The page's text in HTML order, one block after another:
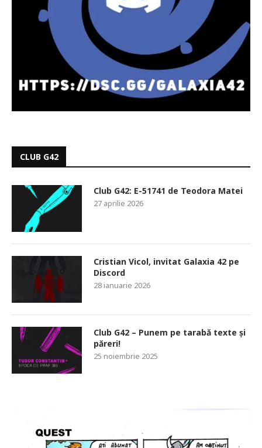
CLUB G42
Club G42: E-51741 de Teodora Matei
27 aprilie 2026
Cristian Vicol, invitat Galaxia 42 pe
Discord
28 ianuarie 2026
Club G42 – Punem pe tarabă texte și
păreri!
25 noiembrie 2025